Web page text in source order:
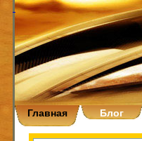
Главная Блог